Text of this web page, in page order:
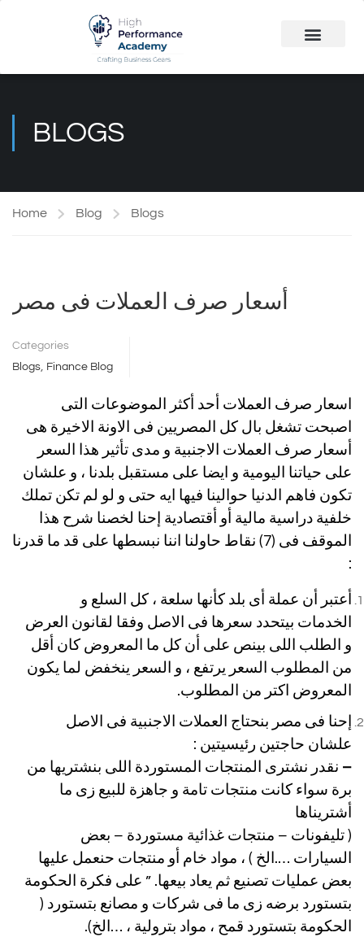
BLOGS
Home Blog Blogs
أسعار صرف العملات فى مصر
Categories
Blogs, Finance Blog
اسعار صرف العملات أحد أكثر الموضوعات التى
اصبحت تشغل بال كل المصريين فى الاونة الاخيرة هى
أسعار صرف العملات الاجنبية و مدى تأثير هذا السعر
على حياتنا اليومية و ايضا على مستقبل بلدنا ، و علشان
تكون فاهم الدنيا حوالينا فيها ايه حتى و لو لم تكن تملك
خلفية دراسية مالية أو أقتصادية إحنا لخصنا شرح هذا
الموقف فى (7) نقاط حاولنا اننا نبسطها على قد ما قدرنا
:
أعتبر أن عملة أى بلد كأنها سلعة ، كل السلع و
الخدمات بيتحدد سعرها فى الاصل وفقا لقانون العرض
و الطلب اللى بينص على أن كل ما المعروض كان أقل
من المطلوب السعر يرتفع ، و السعر ينخفض لما يكون
المعروض اكتر من المطلوب.
إحنا فى مصر بنحتاج العملات الاجنبية فى الاصل
علشان حاجتين رئيسيتين :
– نقدر نشترى المنتجات المستوردة اللى بنشتريها من
برة سواء كانت منتجات تامة و جاهزة للبيع زى ما
أشتريناها
( تليفونات – منتجات غذائية مستوردة – بعض
السيارات ….الخ ) ، مواد خام أو منتجات حنعمل عليها
بعض عمليات تصنيع ثم يعاد بيعها. ” على فكرة الحكومة
بتستورد برضه زى ما فى شركات و مصانع بتستورد (
الحكومة بتستورد قمح ، مواد بترولية ، …الخ).